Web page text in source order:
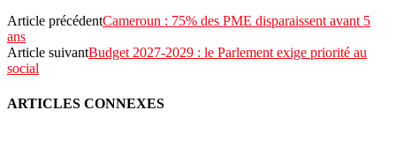
Article précédentCameroun : 75% des PME disparaissent avant 5
ans
Article suivantBudget 2027-2029 : le Parlement exige priorité au
social
ARTICLES CONNEXES